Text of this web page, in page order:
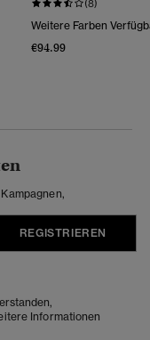
(8)
Weitere Farben
€94.99
REGISTRIEREN
Informationen